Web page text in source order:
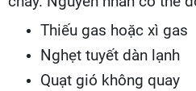
Thiếu gas hoặc xì gas
Nghẹt tuyết dàn lạnh
Quạt gió không quay